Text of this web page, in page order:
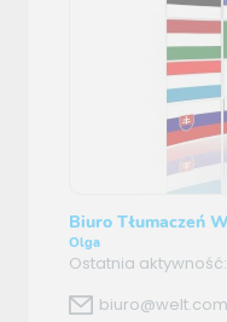
Biuro Tłumaczeń
Olga
Ostatnia aktywność: